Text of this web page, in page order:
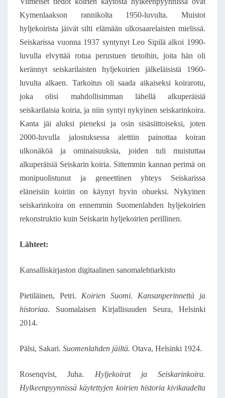
Kymenlaakson rannikolta 1950-luvulta. Muistot
hyljekoirista jäivät silti elämään ulkosaarelaisten mielissä.
Seiskarissa vuonna 1937 syntynyt Leo Sipilä alkoi 1990-
luvulla elvyttää rotua perustuen tietoihin, joita hän oli
kerännyt seiskarilaisten hyljekoirien jälkeläisistä 1960-
luvulta alkaen. Tarkoitus oli saada aikaiseksi koirarotu,
joka olisi mahdollisimman lähellä alkuperäisiä
seiskarilaisia koiria, ja niin syntyi nykyinen seiskarinkoira.
Kanta jäi aluksi pieneksi ja osin sisäsiittoiseksi, joten
2000-luvulla jalostuksessa alettiin painottaa koiran
ulkonäköä ja ominaisuuksia, joiden tuli muistuttaa
alkuperäisiä Seiskarin koiria. Sittemmin kannan perimä on
monipuolistunut ja geneettinen yhteys Seiskarissa
eläneisiin koiriin on käynyt hyvin ohueksi. Nykyinen
seiskarinkoira on ennemmin Suomenlahden hyljekoirien
rekonstruktio kuin Seiskarin hyljekoirien perillinen.
Lähteet:
Kansalliskirjaston digitaalinen sanomalehtiarkisto
Pietiläinen, Petri. Koirien Suomi. Kansanperinnettä ja
historiaa. Suomalaisen Kirjallisuuden Seura, Helsinki
2014.
Pälsi, Sakari. Suomenlahden jäiltä. Otava, Helsinki 1924.
Rosenqvist, Juha. Hyljekoirat ja Seiskarinkoira.
Hylkeenpyynnissä käytettyjen koirien historia kivikaudelta